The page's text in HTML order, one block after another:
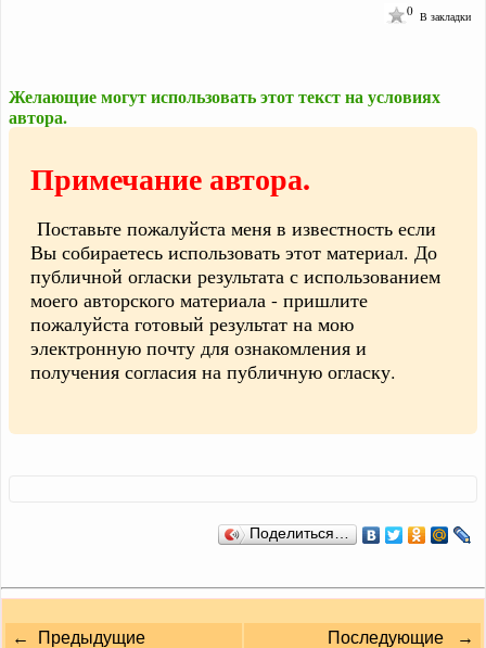
В закладки
0
Желающие могут использовать этот текст на условиях
автора.
Примечание автора.
Поставьте пожалуйста меня в известность если
Вы собираетесь использовать этот материал. До
публичной огласки результата с использованием
моего авторского материала - пришлите
пожалуйста готовый результат на мою
электронную почту для ознакомления и
получения согласия на публичную огласку.
Поделиться…
← Предыдущие
Последующие →